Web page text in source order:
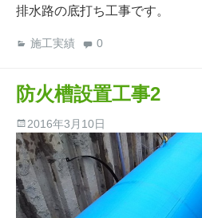
排水路の底打ち工事です。
施工実績 0
防火槽設置工事2
2016年3月10日